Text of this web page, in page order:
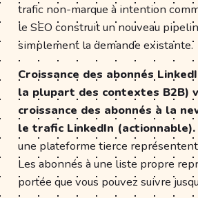
trafic non-marque à intention
le SEO construit un nouveau
simplement la demande existante.
Croissance des abonnés
la plupart des contextes B2B)
croissance des abonnés à la
le trafic LinkedIn (actionnable).
une plateforme tierce
Les abonnés à une liste propre
portée que vous pouvez suivre